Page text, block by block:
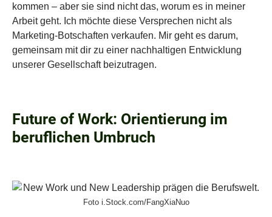
kommen – aber sie sind nicht das, worum es in meiner
Arbeit geht. Ich möchte diese Versprechen nicht als
Marketing-Botschaften verkaufen. Mir geht es darum,
gemeinsam mit dir zu einer nachhaltigen Entwicklung
unserer Gesellschaft beizutragen.
Future of Work: Orientierung im
beruflichen Umbruch
Foto i.Stock.com/FangXiaNuo